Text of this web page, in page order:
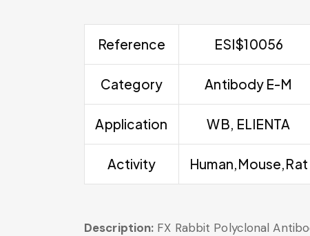
Reference ESI$10056
Category Antibody E-M
Application WB, ELIENTA
Activity Human,Mouse,Rat
Description: FX Rabbit Polyclonal